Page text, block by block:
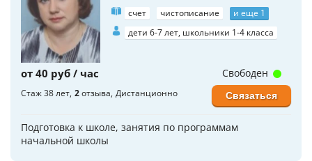
счет чистописание
и еще 1
дети 6-7 лет, школьники 1-4 класса
от 40 руб / час
Стаж 38 лет 2отзыва Дистанционно
Подготовка к школе, занятия по программам
начальной школы
Свободен
Связаться